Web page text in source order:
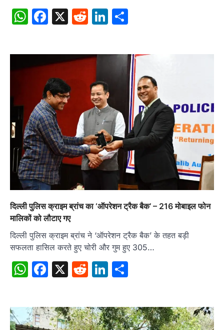
WhatsApp
Facebook
X RedditLinkedIn
दिल्ली पुलिस क्राइम ब्रांच का ‘ऑपरेशन ट्रैक बैक’ – 216 मोबाइल फोन
मालिकों को लौटाए गए
दिल्ली पुलिस क्राइम ब्रांच ने ‘ऑपरेशन ट्रैक बैक’ के तहत बड़ी
सफलता हासिल करते हुए चोरी और गुम हुए 305…
WhatsApp
Facebook
X RedditLinkedIn